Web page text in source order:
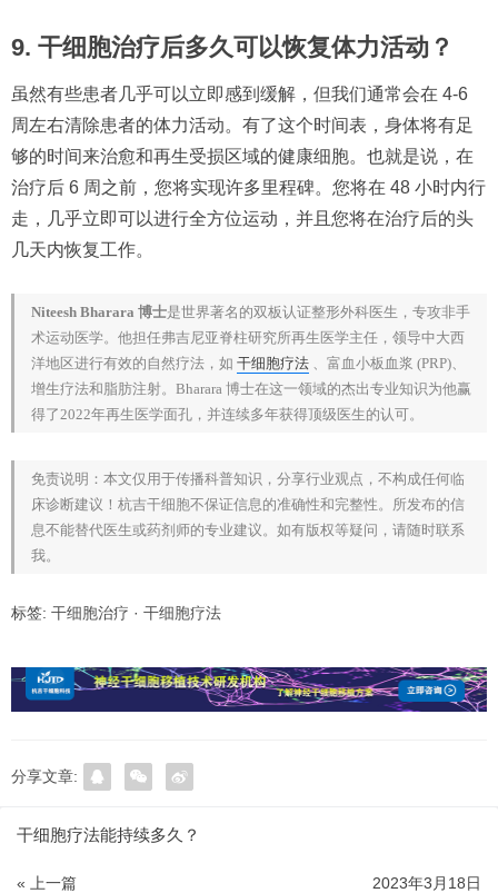
9. 干细胞治疗后多久可以恢复体力活动？
虽然有些患者几乎可以立即感到缓解，但我们通常会在 4-6
周左右清除患者的体力活动。有了这个时间表，身体将有足
够的时间来治愈和再生受损区域的健康细胞。也就是说，在
治疗后 6 周之前，您将实现许多里程碑。您将在 48 小时内行
走，几乎立即可以进行全方位运动，并且您将在治疗后的头
几天内恢复工作。
Niteesh Bharara 博士是世界著名的双板认证整形外科医生，专攻非手
术运动医学。他担任弗吉尼亚脊柱研究所再生医学主任，领导中大西
洋地区进行有效的自然疗法，如 干细胞疗法 、富血小板血浆 (PRP)、
增生疗法和脂肪注射。Bharara 博士在这一领域的杰出专业知识为他赢
得了2022年再生医学面孔，并连续多年获得顶级医生的认可。
免责说明：本文仅用于传播科普知识，分享行业观点，不构成任何临
床诊断建议！杭吉干细胞不保证信息的准确性和完整性。所发布的信
息不能替代医生或药剂师的专业建议。如有版权等疑问，请随时联系
我。
标签: 干细胞治疗 · 干细胞疗法
分享文章:
干细胞疗法能持续多久？
« 上一篇 2023年3月18日